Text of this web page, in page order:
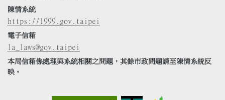
陳情系統
https://1999.gov.taipei
電子信箱
la_laws@gov.taipei
本局信箱係處理與系統相關之問題，其餘市政問題請至陳情系統反
映。